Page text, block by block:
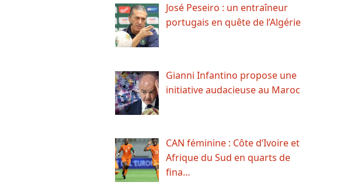
José Peseiro : un entraîneur
portugais en quête de l’Algérie
Gianni Infantino propose une
initiative audacieuse au Maroc
CAN féminine : Côte d’Ivoire et
Afrique du Sud en quarts de
fina…